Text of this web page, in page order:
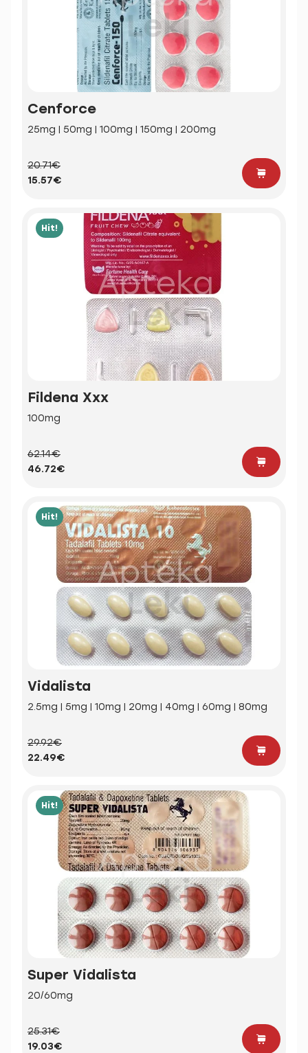
Cenforce
25mg | 50mg | 100mg | 150mg | 200mg
20.71€
15.57€
Hit!
Fildena Xxx
100mg
62.14€
46.72€
Hit!
Vidalista
2.5mg | 5mg | 10mg | 20mg | 40mg | 60mg | 80mg
29.92€
22.49€
Hit!
Super Vidalista
20/60mg
25.31€
19.03€